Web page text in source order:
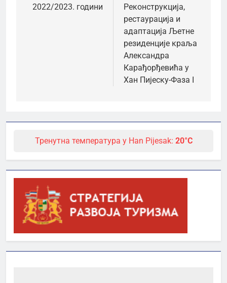
2022/2023. години
Реконструкција,
рестаурација и
адаптација Љетне
резиденције краља
Александра
Карађорђевића у
Хан Пијеску-Фаза I
Тренутна температура у Han Pijesak: 20°C